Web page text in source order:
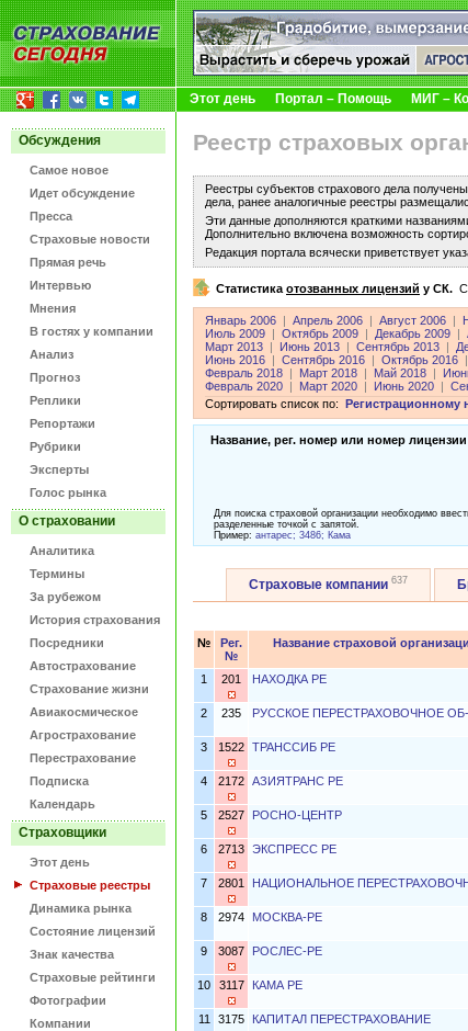
Этот день Портал – Помощь МИГ –
Обсуждения
Самое новое
Идет обсуждение
Пресса
Страховые новости
Прямая речь
Интервью
Мнения
В гостях у компании
Анализ
Прогноз
Реплики
Репортажи
Рубрики
Эксперты
Голос рынка
О страховании
Аналитика
Термины
За рубежом
История страхования
Посредники
Автострахование
Страхование жизни
Авиакосмическое
Агрострахование
Перестрахование
Подписка
Календарь
Страховщики
Этот день
Страховые реестры
Динамика рынка
Состояние лицензий
Знак качества
Страховые рейтинги
Фотографии
Компании
Реестр страховых
Реестры субъектов страхового дела
дела, ранее аналогичные реестры
Эти данные дополняются краткими
Дополнительно включена возможность
Редакция портала всячески приветствует
Статистика отозванных лицензий у СК.
Январь 2006 Апрель 2006 Август 2006
Июль 2009
Октябрь 2009 Декабрь 2009
Март 2013
Июнь 2013 Сентябрь 2013
Июнь 2016
Сентябрь 2016 Октябрь 2016
Февраль 2018
Март 2018 Май 2018
Февраль 2020
Март 2020 Июнь 2020
Сортировать список по:
Регистрационному
Название, рег. номер или номер лицензии
Для поиска страховой организации необходимо
разделенные точкой с запятой.
Пример: антарес; 3486; Кама
Страховые компании 637
№
Рег.
№
Название страховой
1 201 НАХОДКА РЕ
2 235 РУССКОЕ ПЕРЕСТРАХОВОЧНОЕ
3 1522 ТРАНССИБ РЕ
4 2172 АЗИЯТРАНС РЕ
5 2527 РОСНО-ЦЕНТР
6 2713 ЭКСПРЕСС РЕ
7 2801 НАЦИОНАЛЬНОЕ
8 2974 МОСКВА-РЕ
9 3087 РОСЛЕС-РЕ
10 3117 КАМА РЕ
11 3175 КАПИТАЛ ПЕРЕСТРАХОВАНИЕ